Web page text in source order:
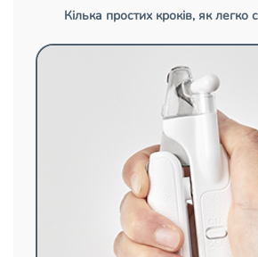
Кілька простих кроків, як легко